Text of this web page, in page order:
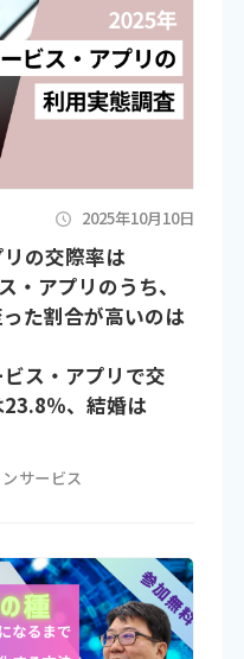
2025年10月10日
の交際率は
・アプリのうち、
た割合が高いのは
ス・アプリで交
％、結婚は
サービス